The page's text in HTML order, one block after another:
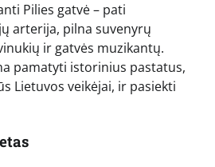
Pilies gatvė – pati
arterija, pilna suvenyrų
ir gatvės muzikantų.
pamatyti istorinius pastatus,
Lietuvos veikėjai, ir pasiekti